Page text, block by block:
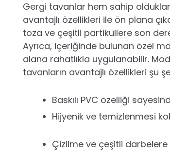
Gergi tavanlar hem sahip
avantajlı özellikleri ile ön plana
toza ve çeşitli partiküllere son
Ayrıca, içeriğinde bulunan özel
alana rahatlıkla uygulanabilir.
tavanların avantajlı özellikleri şu
Baskılı PVC özelliği
Hijyenik ve temizlenmesi
Çizilme ve çeşitli darbelere